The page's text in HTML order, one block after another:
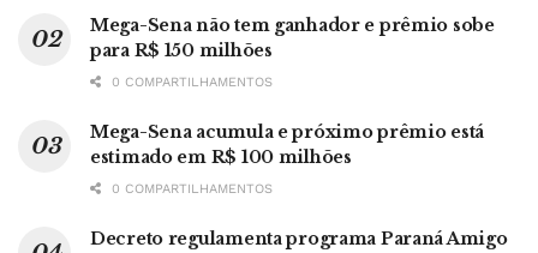
Mega-Sena não tem ganhador e prêmio sobe
para R$ 150 milhões
0 COMPARTILHAMENTOS
Mega-Sena acumula e próximo prêmio está
estimado em R$ 100 milhões
0 COMPARTILHAMENTOS
Decreto regulamenta programa Paraná Amigo